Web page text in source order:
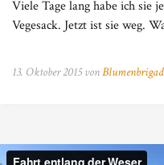
Viele Tage lang habe ich sie
Vegesack. Jetzt ist sie weg.
13. Oktober 2015 von